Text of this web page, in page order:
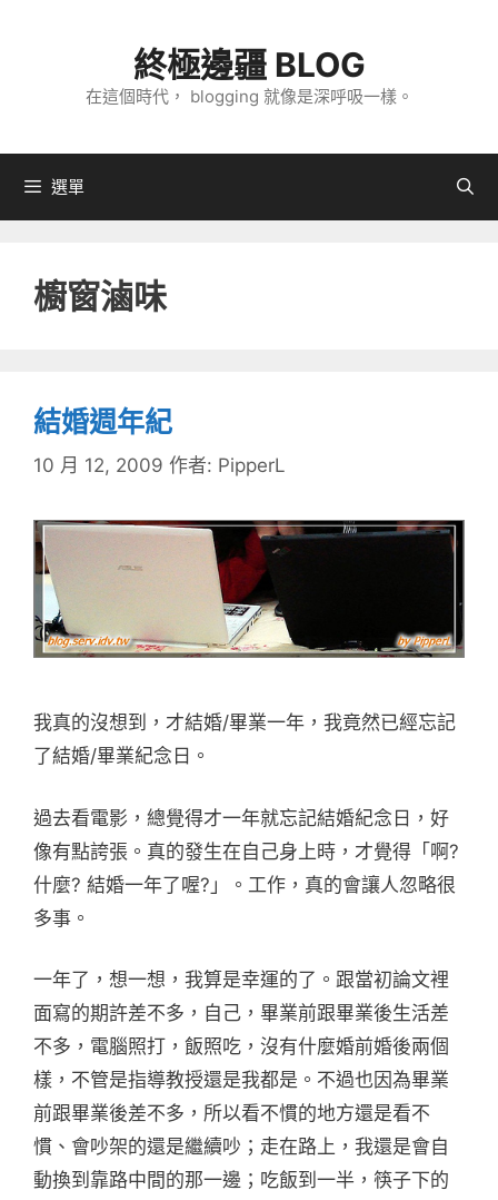
內
終極邊疆 BLOG
在這個時代， blogging 就像是深呼吸一樣。
選單
櫥窗滷味
結婚週年紀
10 月 12, 2009 作者: PipperL
我真的沒想到，才結婚/畢業一年，我竟然已經忘記
了結婚/畢業紀念日。
過去看電影，總覺得才一年就忘記結婚紀念日，好
像有點誇張。真的發生在自己身上時，才覺得「啊?
什麼? 結婚一年了喔?」。工作，真的會讓人忽略很
多事。
一年了，想一想，我算是幸運的了。跟當初論文裡
面寫的期許差不多，自己，畢業前跟畢業後生活差
不多，電腦照打，飯照吃，沒有什麼婚前婚後兩個
樣，不管是指導教授還是我都是。不過也因為畢業
前跟畢業後差不多，所以看不慣的地方還是看不
慣、會吵架的還是繼續吵；走在路上，我還是會自
動換到靠路中間的那一邊；吃飯到一半，筷子下的